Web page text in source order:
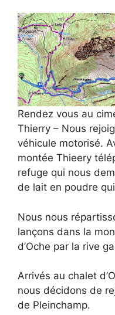
Rendez vous au
Thierry – Nous
véhicule motorisé.
montée Thieery
refuge qui nous
de lait en poudre
Nous nous
lançons dans la
d’Oche par la rive
Arrivés au chalet
nous décidons de
de Pleinchamp.